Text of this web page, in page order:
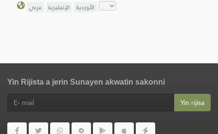
عربي الإنجليزية الأوردية
Yin Rijista a jerin Sunayen akwatin sakonni
Yin rijisa